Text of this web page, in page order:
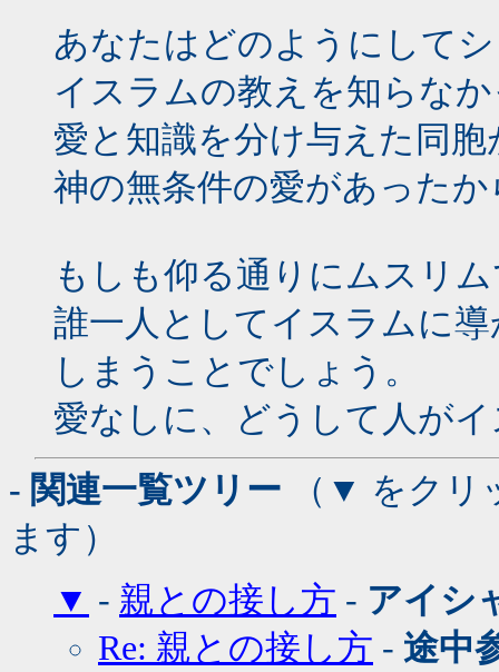
あなたはどのようにして
イスラムの教えを知らな
愛と知識を分け与えた同
神の無条件の愛があった
もしも仰る通りにムスリ
誰一人としてイスラムに
しまうことでしょう。
愛なしに、どうして人が
- 関連一覧ツリー （▼ をクリ
ます）
▼ - 親との接し方 - アイシ
Re: 親との接し方 - 途中